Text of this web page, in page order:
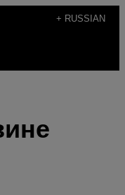
+ RUSSIAN